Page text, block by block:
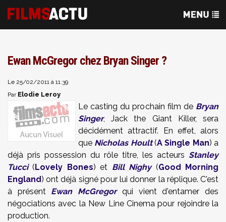
Ewan McGregor chez Bryan Singer ?
Le 25/02/2011 à 11:39
Par Elodie Leroy
Le casting du prochain film de Bryan
Singer, Jack the Giant Killer, sera
décidément attractif. En effet, alors
que Nicholas Hoult(A Single Man) a
déjà pris possession du rôle titre, les acteurs Stanley
Tucci(Lovely Bones) et Bill Nighy(Good Morning
England) ont déjà signé pour lui donner la réplique. C'est
à présent Ewan McGregorqui vient d'entamer des
négociations avec la New Line Cinema pour rejoindre la
production.